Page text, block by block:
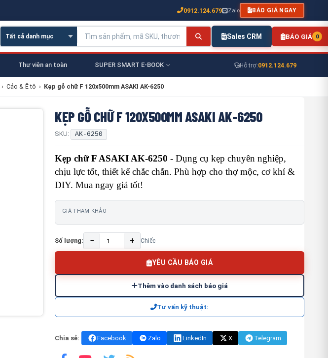
0912.124.679 Zalo BÁO GIÁ NGAY
Sales CRM BÁO GIÁ 0
Thư viên an toàn SUPER SMART E-BOOK Hỗ trợ:0912.124.679
› Cảo & Ê tô › Kẹp gỗ chữ F 120x500mm ASAKI AK-6250
KẸP GỖ CHỮ F 120X500MM ASAKI AK-6250
SKU: AK-6250
Kẹp chữ F ASAKI AK-6250 - Dụng cụ kẹp chuyên nghiệp,
chịu lực tốt, thiết kế chắc chắn. Phù hợp cho thợ mộc, cơ khí &
DIY. Mua ngay giá tốt!
GIÁ THAM KHẢO
Số lượng: − + Chiếc
YÊU CẦU BÁO GIÁ
Thêm vào danh sách báo giá
Tư vấn kỹ thuật:
Chia sẻ: Facebook Zalo LinkedIn X Telegram